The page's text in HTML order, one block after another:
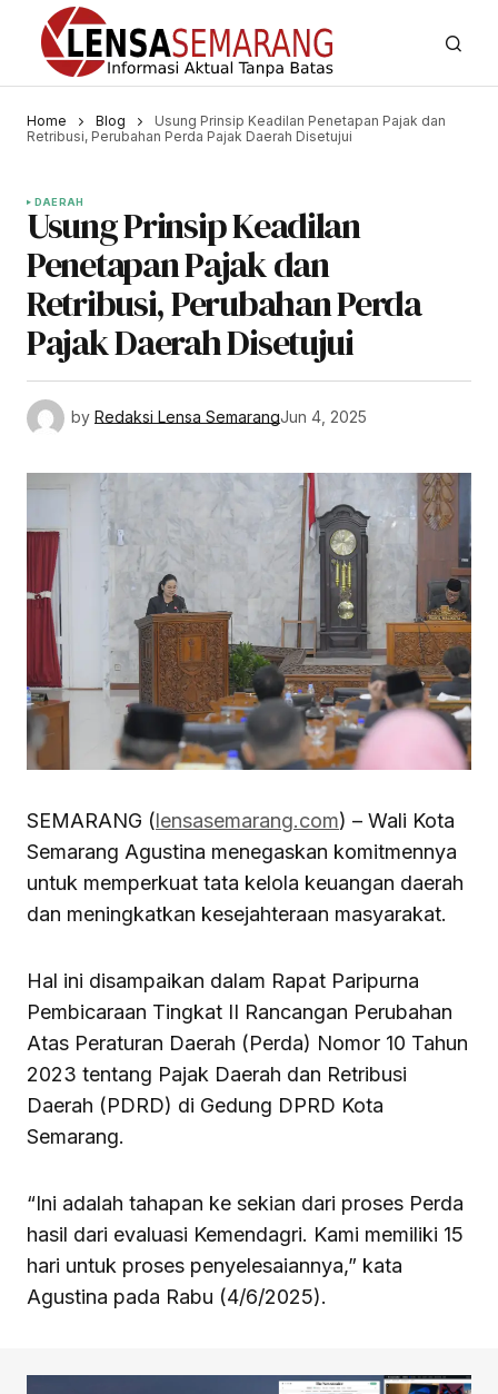
Home Blog
Usung Prinsip Keadilan Penetapan Pajak dan
Retribusi, Perubahan Perda Pajak Daerah Disetujui
DAERAH
Usung Prinsip Keadilan
Penetapan Pajak dan
Retribusi, Perubahan Perda
Pajak Daerah Disetujui
by Redaksi Lensa SemarangJun 4, 2025
SEMARANG (lensasemarang.com) – Wali Kota
Semarang Agustina menegaskan komitmennya
untuk memperkuat tata kelola keuangan daerah
dan meningkatkan kesejahteraan masyarakat.
Hal ini disampaikan dalam Rapat Paripurna
Pembicaraan Tingkat II Rancangan Perubahan
Atas Peraturan Daerah (Perda) Nomor 10 Tahun
2023 tentang Pajak Daerah dan Retribusi
Daerah (PDRD) di Gedung DPRD Kota
Semarang.
“Ini adalah tahapan ke sekian dari proses Perda
hasil dari evaluasi Kemendagri. Kami memiliki 15
hari untuk proses penyelesaiannya,” kata
Agustina pada Rabu (4/6/2025).